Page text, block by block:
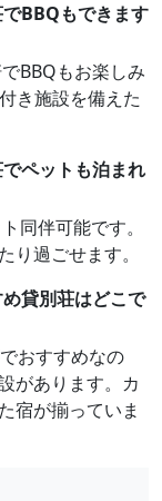
BBQもできます
BBQもお楽しみ
き施設を備えた
ペットも泊まれ
同伴可能です。
過ごせます。
貸別荘はどこで
おすすめなの
があります。カ
宿が揃っていま